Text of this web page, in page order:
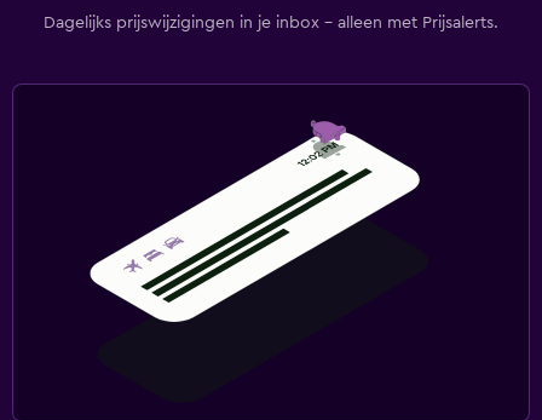
Dagelijks prijswijzigingen in je inbox - alleen met Prijsalerts.